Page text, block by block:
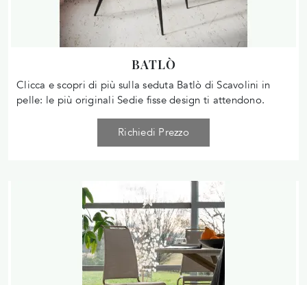
BATLÒ
Clicca e scopri di più sulla seduta Batlò di Scavolini in
pelle: le più originali Sedie fisse design ti attendono.
Richiedi Prezzo